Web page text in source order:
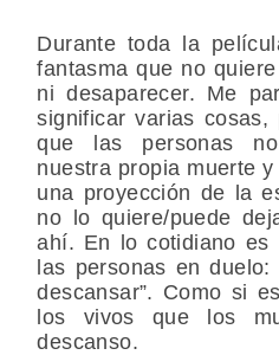
Durante toda la
fantasma que no
ni desaparecer. Me
significar varias
que las personas
nuestra propia muerte
una proyección de la
no lo quiere/puede
ahí. En lo cotidiano es
las personas en duelo:
descansar”. Como si
los vivos que los
descanso.